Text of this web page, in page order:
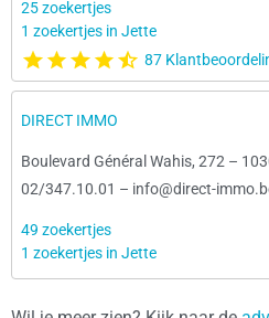
25 zoekertjes
1 zoekertjes in Jette
87
DIRECT IMMO
Boulevard Général Wahis, 272 –
02/347.10.01 – info@direct-
49 zoekertjes
1 zoekertjes in Jette